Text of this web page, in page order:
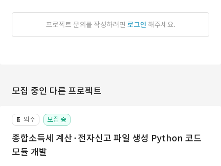
프로젝트 문의를 작성하려면 로그인 해주세요.
모집 중인 다른 프로젝트
📔 외주 모집 중
종합소득세 계산·전자신고 파일 생성 Python 코드
모듈 개발